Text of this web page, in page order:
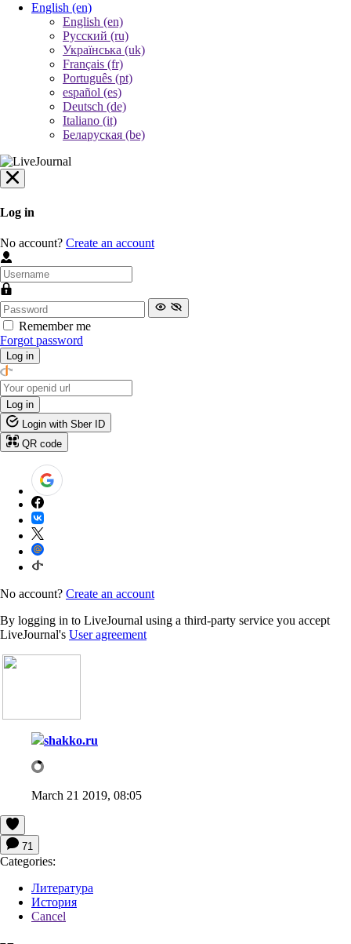
English (en)
English (en)
Русский (ru)
Українська (uk)
Français (fr)
Português (pt)
español (es)
Deutsch (de)
Italiano (it)
Беларуская (be)
Log in
No account? Create an account
Remember me
Forgot password
Log in
Log in
Login with Sber ID
QR code
No account? Create an account
By logging in to LiveJournal using a third-party service you accept
LiveJournal's User agreement
shakko.ru
March 21 2019, 08:05
71
Categories:
Литература
История
Cancel